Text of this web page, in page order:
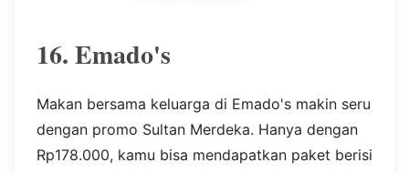
16. Emado's
Makan bersama keluarga di Emado's makin seru
dengan promo Sultan Merdeka. Hanya dengan
Rp178.000, kamu bisa mendapatkan paket berisi